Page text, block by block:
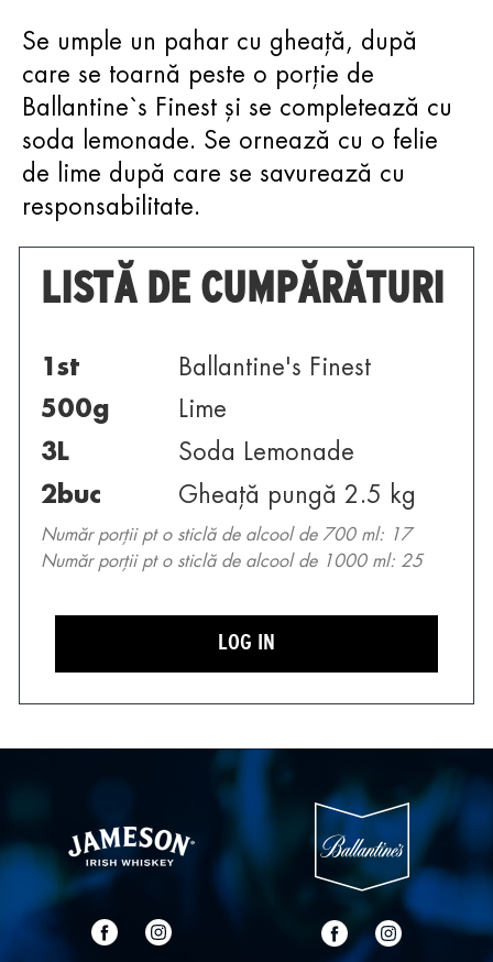
Se umple un pahar cu gheață, după
care se toarnă peste o porție de
Ballantine`s Finest și se completează cu
soda lemonade. Se ornează cu o felie
de lime după care se savurează cu
responsabilitate.
LISTĂ DE CUMPĂRĂTURI
1 st
Ballantine's Finest
500g
Lime
3L
Soda Lemonade
2 buc Gheață pungă 2.5 kg
Număr porții pt o sticlă de alcool de 700 ml: 17
Număr porții pt o sticlă de alcool de 1000 ml: 25
LOG IN